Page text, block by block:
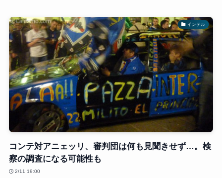
インテル
コンテ対アニェッリ、審判団は何も見聞きせず…。検
察の調査になる可能性も
2/11 19:00